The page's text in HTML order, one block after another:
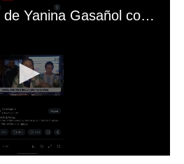
El mal momento de Yanina Gasañol con un hincha argentino en "Subrayado"